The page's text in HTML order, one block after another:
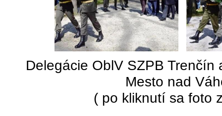
Delegácie OblV SZPB Trenčín
Mesto nad
( po kliknutí sa foto